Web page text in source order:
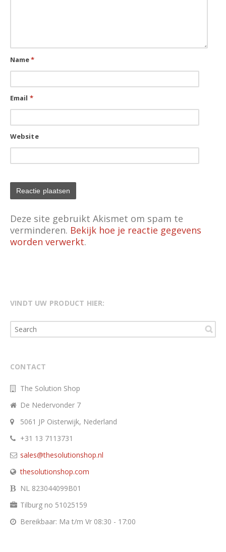
Name*
Email *
Website
Deze site gebruikt Akismet om spam te
verminderen. Bekijk hoe je reactie gegevens
worden verwerkt.
VINDT UW PRODUCT HIER:
CONTACT
The Solution Shop
De Nedervonder 7
5061 JP Oisterwijk, Nederland
+31 13 7113731
sales@thesolutionshop.nl
thesolutionshop.com
NL 823044099B01
Tilburg no 51025159
Bereikbaar: Ma t/m Vr 08:30 - 17:00